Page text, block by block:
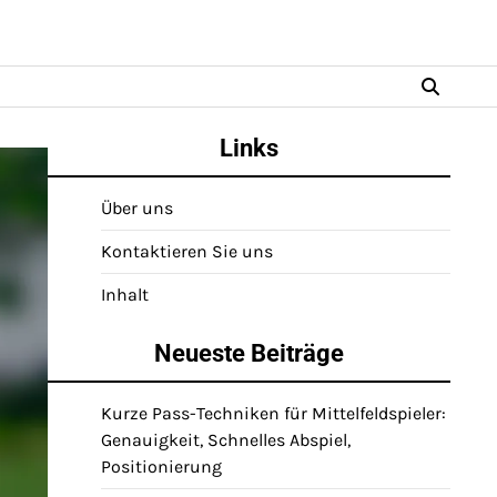
Links
Über uns
Kontaktieren Sie uns
Inhalt
Neueste Beiträge
Kurze Pass-Techniken für Mittelfeldspieler:
Genauigkeit, Schnelles Abspiel,
Positionierung